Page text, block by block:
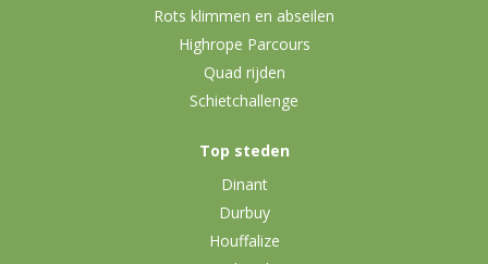
Rots klimmen en abseilen
Highrope Parcours
Quad rijden
Schietchallenge
Top steden
Dinant
Durbuy
Houffalize